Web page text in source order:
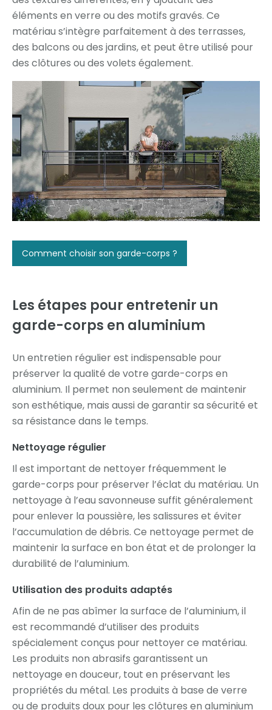
éléments en verre ou des motifs gravés. Ce
matériau s’intègre parfaitement à des terrasses,
des balcons ou des jardins, et peut être utilisé pour
des clôtures ou des volets également.
Comment choisir son garde-corps ?
Les étapes pour entretenir un
garde-corps en aluminium
Un entretien régulier est indispensable pour
préserver la qualité de votre garde-corps en
aluminium. Il permet non seulement de maintenir
son esthétique, mais aussi de garantir sa sécurité et
sa résistance dans le temps.
Nettoyage régulier
Il est important de nettoyer fréquemment le
garde-corps pour préserver l’éclat du matériau. Un
nettoyage à l’eau savonneuse suffit généralement
pour enlever la poussière, les salissures et éviter
l’accumulation de débris. Ce nettoyage permet de
maintenir la surface en bon état et de prolonger la
durabilité de l’aluminium.
Utilisation des produits adaptés
Afin de ne pas abîmer la surface de l’aluminium, il
est recommandé d’utiliser des produits
spécialement conçus pour nettoyer ce matériau.
Les produits non abrasifs garantissent un
nettoyage en douceur, tout en préservant les
propriétés du métal. Les produits à base de verre
ou de produits doux pour les clôtures en aluminium